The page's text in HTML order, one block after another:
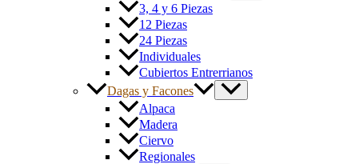
3, 4 y 6 Piezas
12 Piezas
24 Piezas
Individuales
Cubiertos Entrerrianos
Dagas y Facones
Alpaca
Madera
Ciervo
Regionales